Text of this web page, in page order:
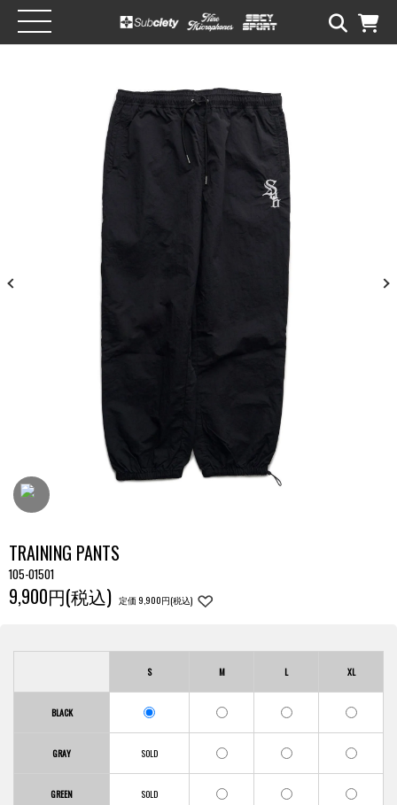
TRAINING PANTS
105-01501
9,900円(税込) 定価 9,900円(税込)
S M L XL
BLACK
GRAY
GREEN